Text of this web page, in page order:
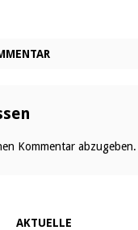
Kommentar abzugeben.
AKTUELLE